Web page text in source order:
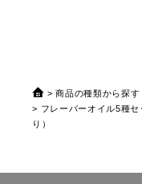
商品の種類から探す
フレーバーオイル5種
り）